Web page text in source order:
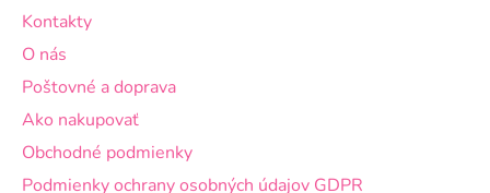
Kontakty
O nás
Poštovné a doprava
Ako nakupovať
Obchodné podmienky
Podmienky ochrany osobných údajov GDPR